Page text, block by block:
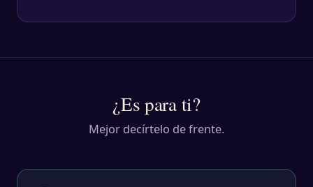
¿Es para ti?
Mejor decírtelo de frente.